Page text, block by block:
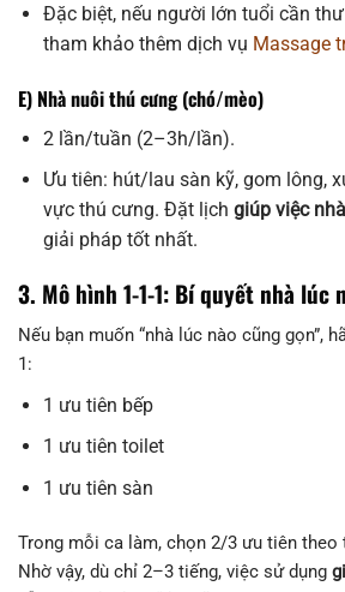
Đặc biệt, nếu người lớn tuổi cần
tham khảo thêm dịch vụ Massage
E) Nhà nuôi thú cưng (chó/mèo)
2 lần/tuần (2–3h/lần).
Ưu tiên: hút/lau sàn kỹ, gom lông,
vực thú cưng. Đặt lịch giúp việc
giải pháp tốt nhất.
3. Mô hình 1-1-1: Bí quyết nhà lúc
Nếu bạn muốn “nhà lúc nào cũng gọn”,
1:
1 ưu tiên bếp
1 ưu tiên toilet
1 ưu tiên sàn
Trong mỗi ca làm, chọn 2/3 ưu tiên theo
Nhờ vậy, dù chỉ 2–3 tiếng, việc sử dụng